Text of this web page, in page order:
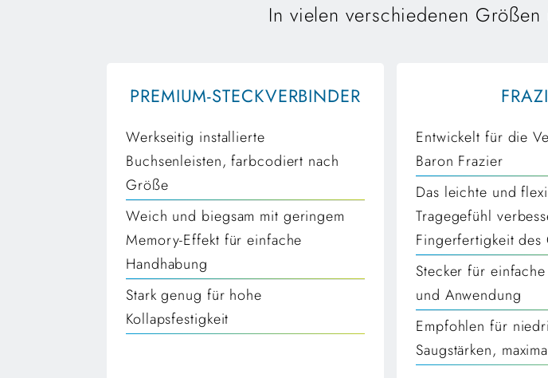
In vielen verschiedenen
PREMIUM-STECKVERBINDER
Werkseitig installierte
Buchsenleisten, farbcodiert nach
Größe
Weich und biegsam mit geringem
Memory-Effekt für einfache
Handhabung
Stark genug für hohe
Kollapsfestigkeit
Entwickelt für die
Baron Frazier
Das leichte und
Tragegefühl
Fingerfertigkeit des
Stecker für
und Anwendung
Empfohlen für
Saugstärken,